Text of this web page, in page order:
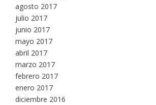
agosto 2017
julio 2017
junio 2017
mayo 2017
abril 2017
marzo 2017
febrero 2017
enero 2017
diciembre 2016